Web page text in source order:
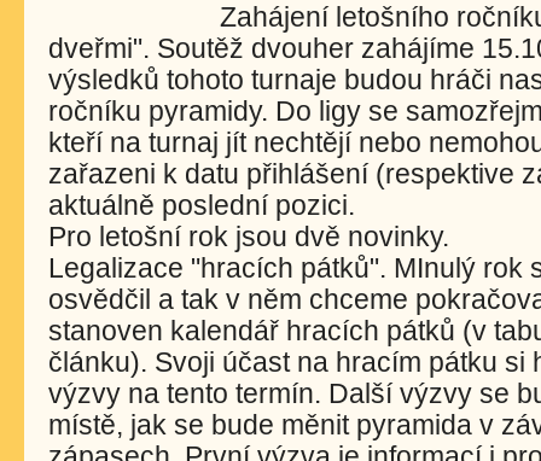
Zahájení letošního
dveřmi". Soutěž dvouher zahájíme
výsledků tohoto turnaje budou hráči
ročníku pyramidy. Do ligy se
kteří na turnaj jít nechtějí nebo
zařazeni k datu přihlášení (respektive
aktuálně poslední pozici.
Pro letošní rok jsou dvě novinky.
Legalizace "hracích pátků". MInulý rok
osvědčil a tak v něm chceme
stanoven kalendář hracích pátků (v
článku). Svoji účast na hracím pátku si
výzvy na tento termín. Další výzvy se
místě, jak se bude měnit pyramida v